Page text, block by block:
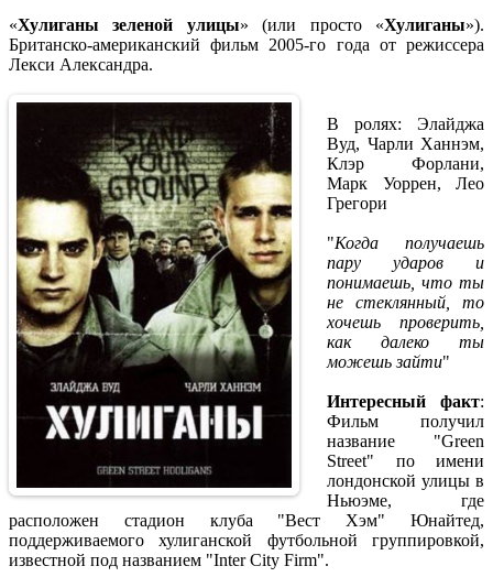
«Хулиганы зеленой улицы» (или просто «Хулиганы»).
Британско-американский фильм 2005-го года от режиссера
Лекси Александра.
В ролях: Элайджа
Вуд, Чарли Ханнэм,
Клэр Форлани,
Марк Уоррен, Лео
Грегори
"Когда получаешь
пару ударов и
понимаешь, что ты
не стеклянный, то
хочешь проверить,
как далеко ты
можешь зайти"
Интересный факт:
Фильм получил
название "Green
Street" по имени
лондонской улицы в
Ньюэме, где
расположен стадион клуба "Вест Хэм" Юнайтед,
поддерживаемого хулиганской футбольной группировкой,
известной под названием "Inter City Firm".